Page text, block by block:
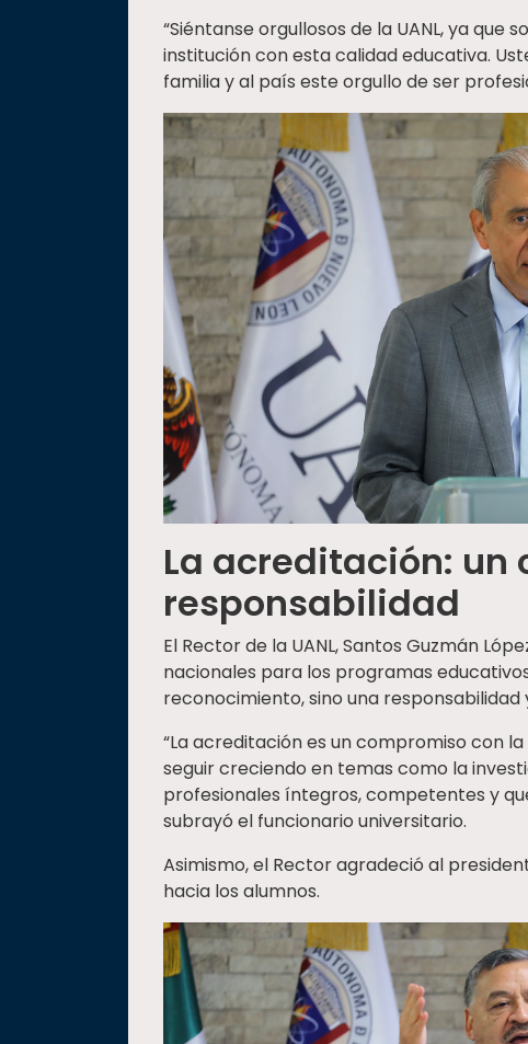
“Siéntanse orgullosos de la UANL, ya que
institución con esta calidad educativa.
familia y al país este orgullo de ser
La acreditación: un
responsabilidad
El Rector de la UANL, Santos Guzmán
nacionales para los programas
reconocimiento, sino una
“La acreditación es un compromiso con
seguir creciendo en temas como la
profesionales íntegros, competentes y
subrayó el funcionario universitario.
Asimismo, el Rector agradeció al
hacia los alumnos.